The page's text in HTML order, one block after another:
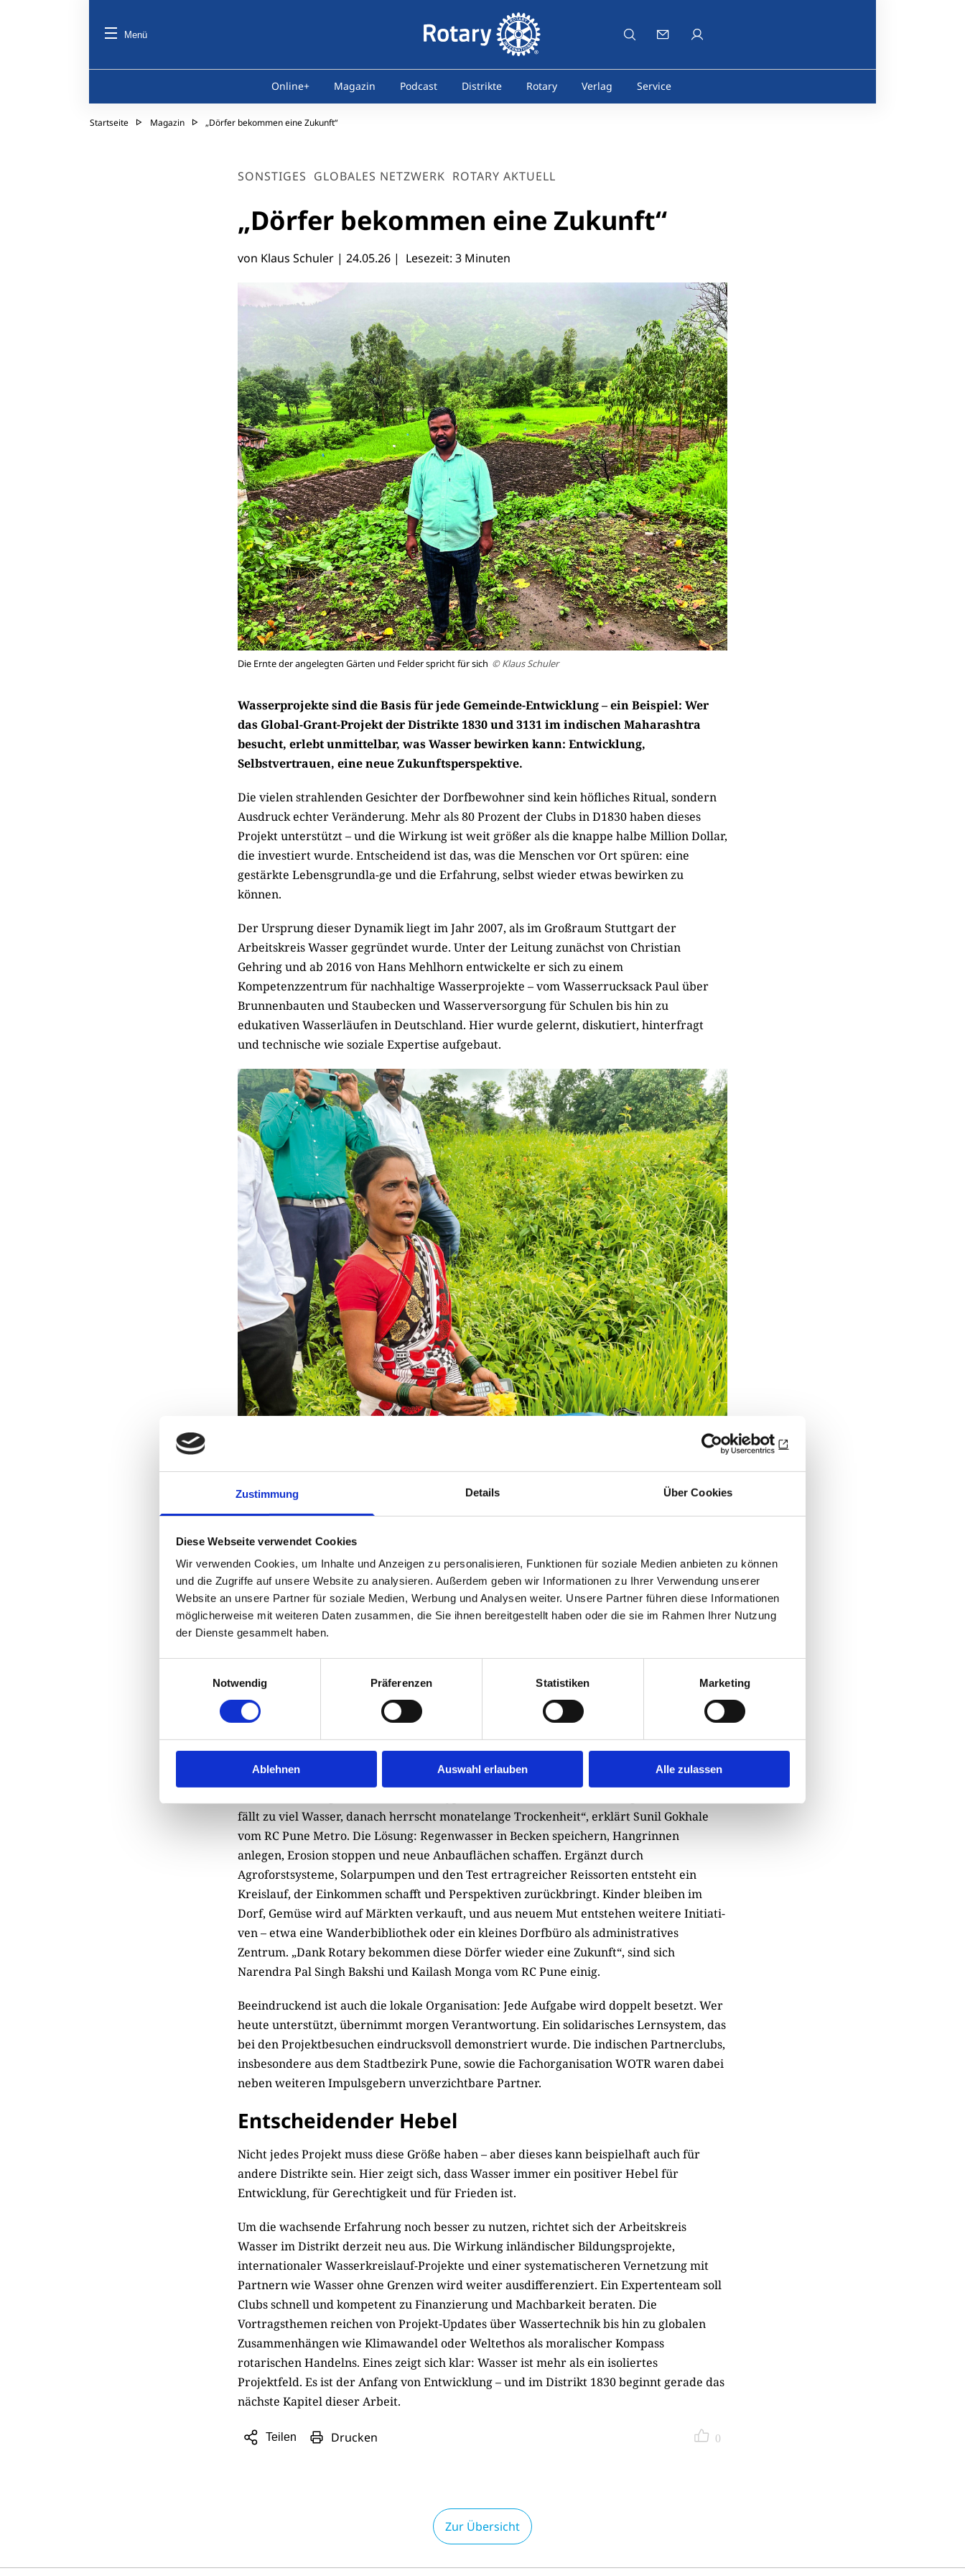
Zustimmung Details Über Cookies
Diese Webseite verwendet Cookies
Wir verwenden Cookies, um Inhalte und Anzeigen zu personalisieren, Funktionen für soziale Medien anbieten zu können
und die Zugriffe auf unsere Website zu analysieren. Außerdem geben wir Informationen zu Ihrer Verwendung unserer
Website an unsere Partner für soziale Medien, Werbung und Analysen weiter. Unsere Partner führen diese Informationen
möglicherweise mit weiteren Daten zusammen, die Sie ihnen bereitgestellt haben oder die sie im Rahmen Ihrer Nutzung
der Dienste gesammelt haben.
Notwendig
Präferenzen Statistiken Marketing
Ablehnen Auswahl erlauben Alle zulassen
Menü
Online+ Magazin Podcast Distrikte Rotary Verlag Service
Startseite Magazin „Dörfer bekommen eine Zukunft“
SONSTIGES GLOBALES NETZWERK ROTARY AKTUELL
„Dörfer bekommen eine Zukunft“
von Klaus Schuler | 24.05.26| Lesezeit: 3 Minuten
Die Ernte der angelegten Gärten und Felder spricht für sich © Klaus Schuler
Wasserprojekte sind die Basis für jede Gemeinde-Entwicklung – ein Beispiel: Wer
das Global-Grant-Projekt der Dis­trik­te 1830 und 3131 im indischen Maharashtra
besucht, erlebt unmittelbar, was Wasser bewirken kann: Entwicklung,
Selbstvertrauen, eine neue Zukunftsperspektive.
Die vielen strahlenden Gesichter der Dorfbewohner sind kein höfliches Ritual, sondern
Ausdruck echter Veränderung. Mehr als 80 Prozent der Clubs in D1830 haben dieses
Projekt unterstützt – und die Wirkung ist weit größer als die knappe halbe Million Dollar,
die investiert wurde. Entscheidend ist das, was die Menschen vor Ort spüren: eine
gestärkte Lebensgrundla-ge und die Erfahrung, selbst wieder etwas bewirken zu
können.
Der Ursprung dieser Dynamik liegt im Jahr 2007, als im Großraum Stuttgart der
Arbeitskreis Wasser gegründet wurde. Unter der Leitung zunächst von Christian
Gehring und ab 2016 von Hans Mehlhorn entwickelte er sich zu einem
Kompetenzzentrum für nachhaltige Wasserprojekte – vom Wasserrucksack Paul über
Brunnenbauten und Staubecken und Wasserversorgung für Schulen bis hin zu
edukativen Wasserläufen in Deutschland. Hier wurde gelernt, diskutiert, hinterfragt
und technische wie soziale Expertise aufgebaut.
Auf diesem Fundament entstand die Idee für ein umfassendes Projekt in Indien. Die
fällt zu viel Wasser, danach herrscht monatelange Trockenheit“, erklärt Sunil Gokhale
vom RC Pune Metro. Die Lösung: Regenwasser in Becken speichern, Hangrinnen
anlegen, Erosion stoppen und neue Anbauflächen schaffen. Ergänzt durch
Agroforstsysteme, Solarpumpen und den Test ertragreicher Reissorten entsteht ein
Kreislauf, der Einkommen schafft und Perspektiven zurückbringt. Kinder bleiben im
Dorf, Gemüse wird auf Märkten verkauft, und aus neuem Mut entstehen weitere Ini­tia­ti­
ven – etwa eine Wanderbibliothek oder ein kleines Dorfbüro als administratives
Zentrum. „Dank Rotary bekommen diese Dörfer wieder eine Zukunft“, sind sich
Narendra Pal Singh Bakshi und Kailash Monga vom RC Pune einig.
Beeindruckend ist auch die lokale Organisation: Jede Aufgabe wird doppelt besetzt. Wer
heute unterstützt, übernimmt morgen Verantwortung. Ein solidarisches Lernsystem, das
bei den Projektbesuchen eindrucksvoll demonstriert wurde. Die indischen Partnerclubs,
insbesondere aus dem Stadtbezirk Pune, sowie die Fachorganisation WOTR waren dabei
neben weiteren Impulsgebern unverzichtbare Partner.
Entscheidender Hebel
Nicht jedes Projekt muss diese Größe haben – aber dieses kann beispielhaft auch für
andere Distrikte sein. Hier zeigt sich, dass Wasser immer ein positiver Hebel für
Entwicklung, für Gerechtigkeit und für Frieden ist.
Um die wachsende Erfahrung noch besser zu nutzen, richtet sich der Arbeitskreis
Wasser im Distrikt derzeit neu aus. Die Wirkung inländischer Bildungsprojekte,
internationaler Wasserkreislauf‑Projekte und einer systematischeren Vernetzung mit
Partnern wie Wasser ohne Grenzen wird weiter ausdifferenziert. Ein Expertenteam soll
Clubs schnell und kompetent zu Finanzierung und Machbarkeit beraten. Die
Vortragsthemen reichen von Projekt-Updates über Wassertechnik bis hin zu globalen
Zusammenhängen wie Klimawandel oder Weltethos als moralischer Kompass
rotarischen Handelns. Eines zeigt sich klar: Wasser ist mehr als ein isoliertes
Projektfeld. Es ist der Anfang von Entwicklung – und im Distrikt 1830 beginnt gerade das
nächste Kapitel dieser Arbeit.
Teilen
Sharing
Drucken 0
Zur Übersicht